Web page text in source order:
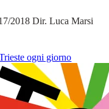
2018 Dir. Luca Marsi
ogni giorno